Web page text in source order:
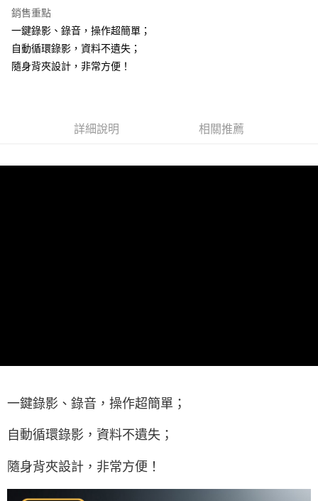
付款後萊爾富取貨
7-11取貨付款
每筆NT$60，滿NT$598(含以上)免運費
銷售重點
一鍵錄影、錄音，操作超簡單；
自動循環錄影，資料不遺失；
隨身背夾設計，非常方便！
詳細說明 相關推薦
一鍵錄影、錄音，操作超簡單；
自動循環錄影，資料不遺失；
隨身背夾設計，非常方便！